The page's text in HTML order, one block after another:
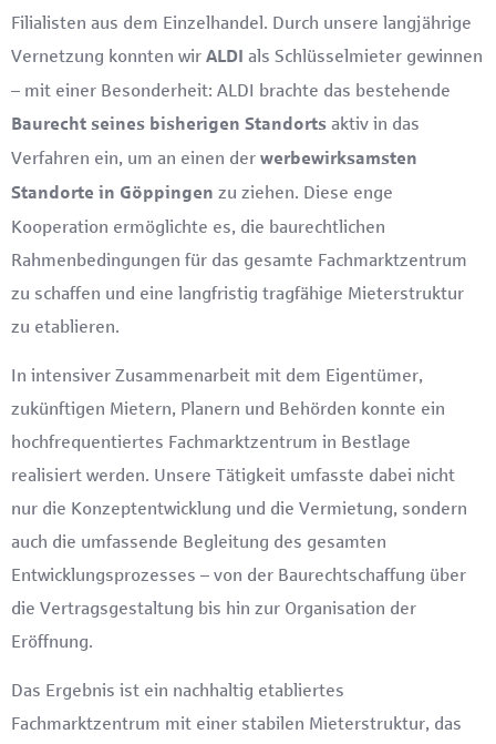
Filialisten aus dem Einzelhandel. Durch unsere langjährige
Vernetzung konnten wir ALDI als Schlüsselmieter gewinnen
– mit einer Besonderheit: ALDI brachte das bestehende
Baurecht seines bisherigen Standorts aktiv in das
Verfahren ein, um an einen der werbewirksamsten
Standorte in Göppingen zu ziehen. Diese enge
Kooperation ermöglichte es, die baurechtlichen
Rahmenbedingungen für das gesamte Fachmarktzentrum
zu schaffen und eine langfristig tragfähige Mieterstruktur
zu etablieren.
In intensiver Zusammenarbeit mit dem Eigentümer,
zukünftigen Mietern, Planern und Behörden konnte ein
hochfrequentiertes Fachmarktzentrum in Bestlage
realisiert werden. Unsere Tätigkeit umfasste dabei nicht
nur die Konzeptentwicklung und die Vermietung, sondern
auch die umfassende Begleitung des gesamten
Entwicklungsprozesses – von der Baurechtschaffung über
die Vertragsgestaltung bis hin zur Organisation der
Eröffnung.
Das Ergebnis ist ein nachhaltig etabliertes
Fachmarktzentrum mit einer stabilen Mieterstruktur, das